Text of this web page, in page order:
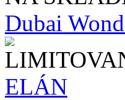
Dubai
ELÁN